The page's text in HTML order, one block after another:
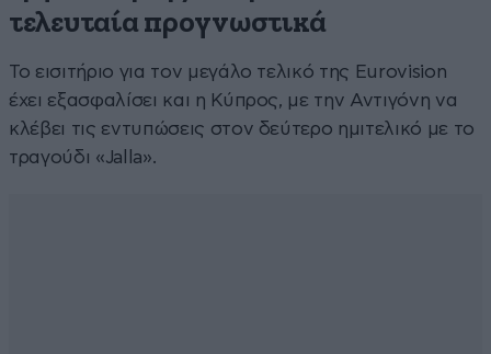
τελευταία προγνωστικά
Το εισιτήριο για τον μεγάλο τελικό της Eurovision
έχει εξασφαλίσει και η Κύπρος, με την Αντιγόνη να
κλέβει τις εντυπώσεις στον δεύτερο ημιτελικό με το
τραγούδι «Jalla».